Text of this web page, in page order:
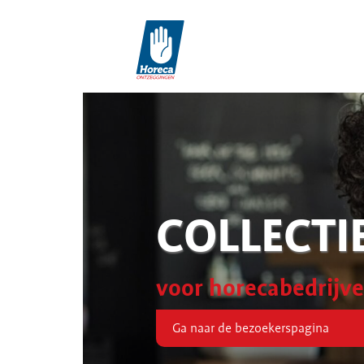
voor
Ga naar de bezoekerspagina